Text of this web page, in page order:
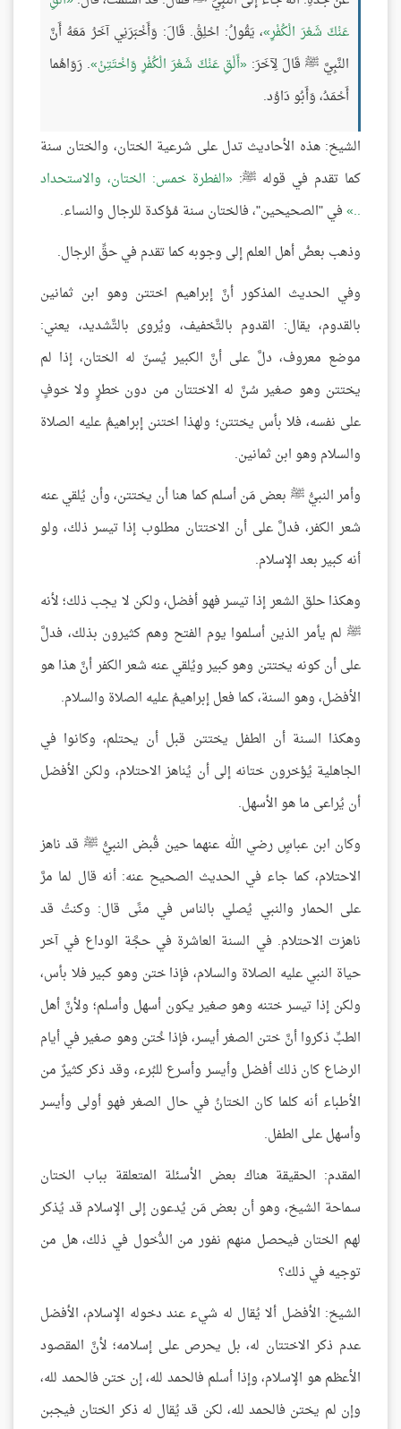
عَنْكَ شَعْرَ الْكُفْرِ ، يَقُولُ: احْلِقْ. قَالَ: وَأَخْبَرَنِي آخَرُ مَعَهُ أَنَّ
النَّبِيَّ ﷺ قَالَ لِآخَرَ: أَلْقِ عَنْكَ شَعْرَ الْكُفْرِ وَاخْتَتِنْ . رَوَاهُما
أَحْمَدُ، وَأَبُو دَاوُد.
الشيخ: هذه الأحاديث تدل على شرعية الختان، والختان سنة
كما تقدم في قوله ﷺ:
الفطرة خمس: الختان، والاستحداد
.. في "الصحيحين"، فالختان سنة مُؤكدة للرجال والنساء.
وذهب بعضُ أهل العلم إلى وجوبه كما تقدم في حقِّ الرجال.
وفي الحديث المذكور أنَّ إبراهيم اختتن وهو ابن ثمانين
بالقدوم، يقال: القدوم بالتَّخفيف، ويُروى بالتَّشديد، يعني:
موضع معروف، دلَّ على أنَّ الكبير يُسنّ له الختان، إذا لم
يختتن وهو صغير سُنَّ له الاختتان من دون خطرٍ ولا خوفٍ
على نفسه، فلا بأس يختتن؛ ولهذا اختنن إبراهيمُ عليه الصلاة
والسلام وهو ابن ثمانين.
وأمر النبيُّ ﷺ بعض مَن أسلم كما هنا أن يختتن، وأن يُلقي عنه
شعر الكفر، فدلَّ على أن الاختتان مطلوب إذا تيسر ذلك، ولو
أنه كبير بعد الإسلام.
وهكذا حلق الشعر إذا تيسر فهو أفضل، ولكن لا يجب ذلك؛ لأنه
ﷺ لم يأمر الذين أسلموا يوم الفتح وهم كثيرون بذلك، فدلَّ
على أن كونه يختتن وهو كبير ويُلقي عنه شعر الكفر أنَّ هذا هو
الأفضل، وهو السنة، كما فعل إبراهيمُ عليه الصلاة والسلام.
وهكذا السنة أن الطفل يختتن قبل أن يحتلم، وكانوا في
الجاهلية يُؤخرون ختانه إلى أن يُناهز الاحتلام، ولكن الأفضل
أن يُراعى ما هو الأسهل.
وكان ابن عباسٍ رضي الله عنهما حين قُبض النبيُّ ﷺ قد ناهز
الاحتلام، كما جاء في الحديث الصحيح عنه: أنه قال لما مرَّ
على الحمار والنبي يُصلي بالناس في منًى قال: وكنتُ قد
ناهزت الاحتلام. في السنة العاشرة في حجَّة الوداع في آخر
حياة النبي عليه الصلاة والسلام، فإذا ختن وهو كبير فلا بأس،
ولكن إذا تيسر ختنه وهو صغير يكون أسهل وأسلم؛ ولأنَّ أهل
الطبِّ ذكروا أنَّ ختن الصغر أيسر، فإذا خُتن وهو صغير في أيام
الرضاع كان ذلك أفضل وأيسر وأسرع للبُرء، وقد ذكر كثيرٌ من
الأطباء أنه كلما كان الختانُ في حال الصغر فهو أولى وأيسر
وأسهل على الطفل.
المقدم: الحقيقة هناك بعض الأسئلة المتعلقة بباب الختان
سماحة الشيخ، وهو أن بعض مَن يُدعون إلى الإسلام قد يُذكر
لهم الختان فيحصل منهم نفور من الدُّخول في ذلك، هل من
توجيه في ذلك؟
الشيخ: الأفضل ألا يُقال له شيء عند دخوله الإسلام، الأفضل
عدم ذكر الاختتان له، بل يحرص على إسلامه؛ لأنَّ المقصود
الأعظم هو الإسلام، وإذا أسلم فالحمد لله، إن ختن فالحمد لله،
وإن لم يختن فالحمد لله، لكن قد يُقال له ذكر الختان فيجبن